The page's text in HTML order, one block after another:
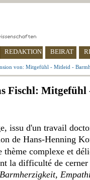
REDAKTION BEIRAT
von: Mitgefühl - Mitleid -
Fischl:
issu d'un travail
de Hans-Henning
thème complexe et
la difficulté de